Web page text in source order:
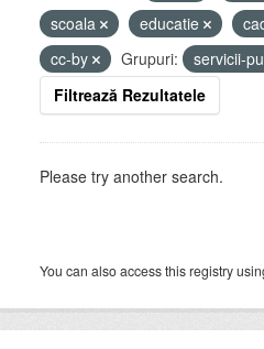
scoala
educatie
cc-by
Grupuri:
servicii-
Filtrează Rezultatele
Please try another search.
You can also access this registry